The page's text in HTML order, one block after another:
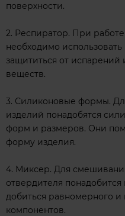
поверхности.
2. Респиратор. При
необходимо
защититься от
веществ.
3. Силиконовые формы.
изделий понадобятся
форм и размеров. Они
форму изделия.
4. Миксер. Для
отвердителя
добиться равномерного
компонентов.